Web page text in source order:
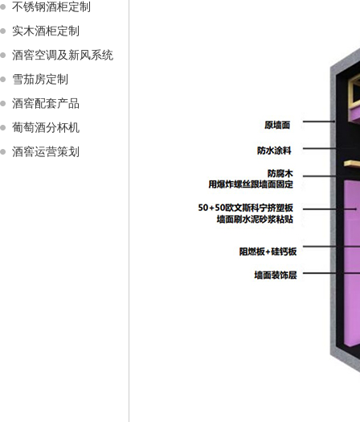
不锈钢酒柜定制
实木酒柜定制
酒窖空调及新风系统
雪茄房定制
酒窖配套产品
葡萄酒分杯机
酒窖运营策划